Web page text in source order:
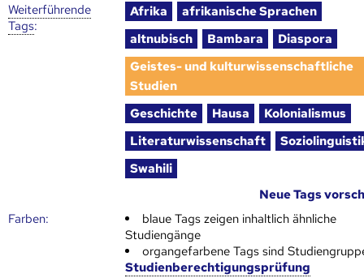
Weiter­führende
Tags:
Afrika
afrikanische Sprachen
altnubisch
Bambara
Diaspora
Geistes- und kulturwissenschaftliche
Studien
Geschichte
Hausa
Kolonialismus
Literaturwissenschaft
Swahili
Neue Tags
Farben:
blaue Tags zeigen inhaltlich ähnliche
Studiengänge
organgefarbene Tags sind
Studienberechtigungsprüfung